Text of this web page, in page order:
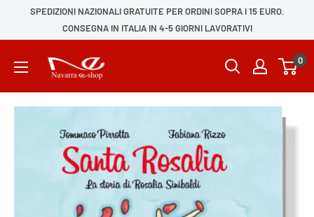
SPEDIZIONI NAZIONALI GRATUITE PER ORDINI SOPRA I 15 EURO.
CONSEGNA IN ITALIA IN 4-5 GIORNI LAVORATIVI
0